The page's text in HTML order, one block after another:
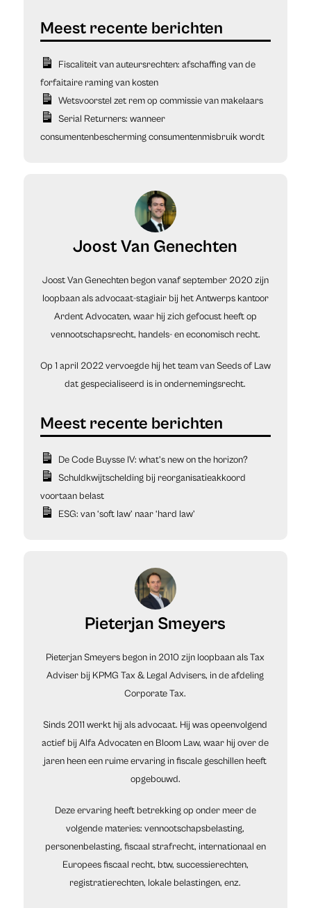
Fiscaliteit van auteursrechten: afschaffing van de
forfaitaire raming van kosten
Wetsvoorstel zet rem op commissie van makelaars
Serial Returners: wanneer
consumentenbescherming consumentenmisbruik wordt
Joost Van Genechten
Joost Van Genechten begon vanaf september 2020 zijn
loopbaan als advocaat-stagiair bij het Antwerps kantoor
Ardent Advocaten, waar hij zich gefocust heeft op
vennootschapsrecht, handels- en economisch recht.
Op 1 april 2022 vervoegde hij het team van Seeds of Law
dat gespecialiseerd is in ondernemingsrecht.
De Code Buysse IV: what’s new on the horizon?
Schuldkwijtschelding bij reorganisatieakkoord
voortaan belast
ESG: van ‘soft law’ naar ‘hard law’
Pieterjan Smeyers
Pieterjan Smeyers begon in 2010 zijn loopbaan als Tax
Adviser bij KPMG Tax & Legal Advisers, in de afdeling
Corporate Tax.
Sinds 2011 werkt hij als advocaat. Hij was opeenvolgend
actief bij Alfa Advocaten en Bloom Law, waar hij over de
jaren heen een ruime ervaring in fiscale geschillen heeft
opgebouwd.
Deze ervaring heeft betrekking op onder meer de
volgende materies: vennootschapsbelasting,
personenbelasting, fiscaal strafrecht, internationaal en
Europees fiscaal recht, btw, successierechten,
registratierechten, lokale belastingen, enz.